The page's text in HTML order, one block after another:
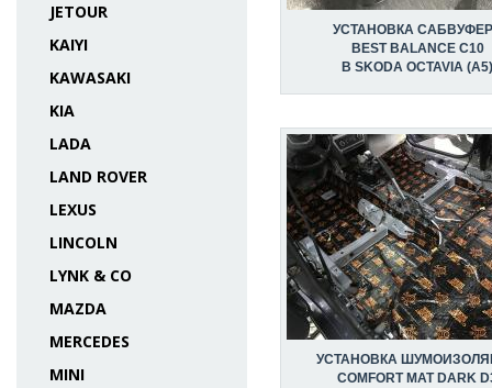
JETOUR
KAIYI
KAWASAKI
KIA
LADA
LAND ROVER
LEXUS
LINCOLN
LYNK & CO
MAZDA
MERCEDES
MINI
УСТАНОВКА
BEST BALANCE C10
В SKODA OCTAVIA (A5)
УСТАНОВКА
COMFORT MAT DARK